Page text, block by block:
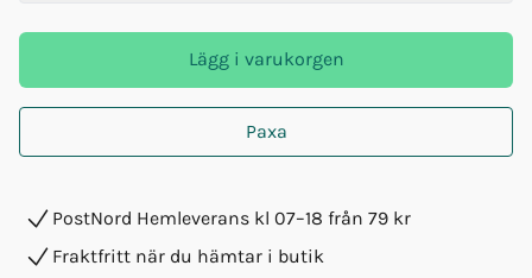
Lägg i varukorgen
Paxa
PostNord Hemleverans kl 07–18 från 79 kr
Fraktfritt när du hämtar i butik